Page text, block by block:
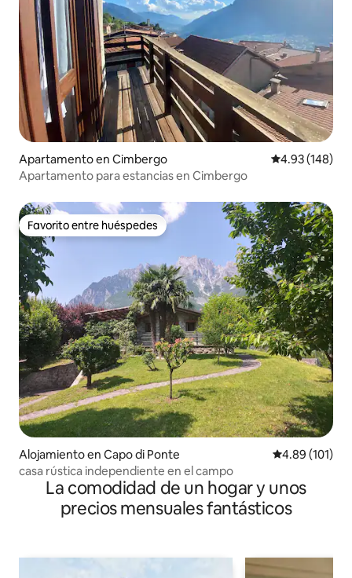
Apartamento en Cimbergo Calificación
4.93 (148)
Apartamento para estancias en Cimbergo
Favorito entre huéspedes
Favorito entre huéspedes
Alojamiento en Capo di Ponte Calificación
4.89 (101)
casa rústica independiente en el campo
La comodidad de un hogar y unos
precios mensuales fantásticos